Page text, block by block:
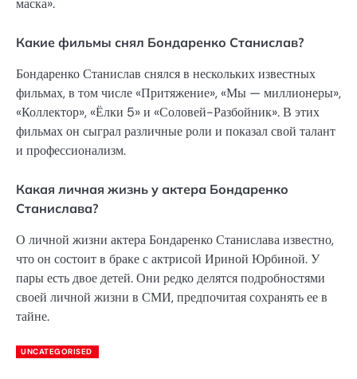
Какие фильмы снял Бондаренко Станислав?
Бондаренко Станислав снялся в нескольких известных
фильмах, в том числе «Притяжение», «Мы — миллионеры»,
«Коллектор», «Ёлки 5» и «Соловей-Разбойник». В этих
фильмах он сыграл различные роли и показал свой талант
и профессионализм.
Какая личная жизнь у актера Бондаренко
Станислава?
О личной жизни актера Бондаренко Станислава известно,
что он состоит в браке с актрисой Ириной Юрбиной. У
пары есть двое детей. Они редко делятся подробностями
своей личной жизни в СМИ, предпочитая сохранять ее в
тайне.
UNCATEGORISED